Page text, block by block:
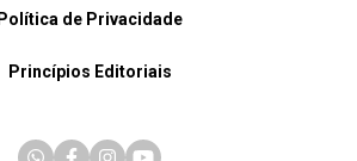
Política de Privacidade
Princípios Editoriais